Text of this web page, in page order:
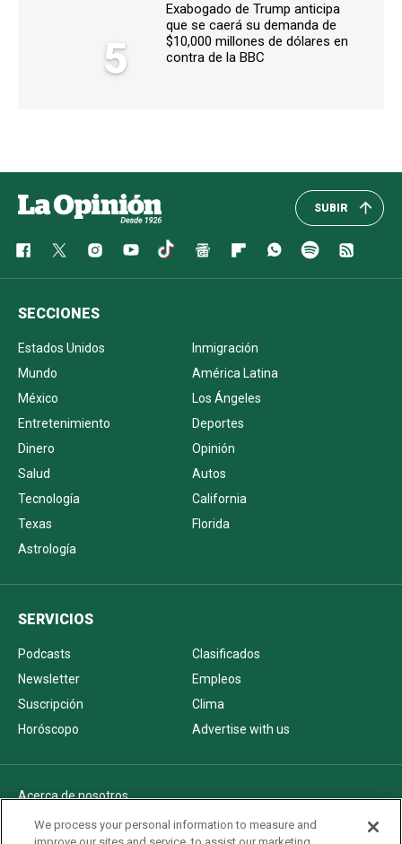
5
Exabogado de Trump anticipa
que se caerá su demanda de
$10,000 millones de dólares en
contra de la BBC
SUBIR
SECCIONES
Estados Unidos
Inmigración
Mundo
América Latina
México
Los Ángeles
Entretenimiento
Deportes
Dinero
Opinión
Salud
Autos
Tecnología
California
Texas
Florida
Astrología
SERVICIOS
Podcasts
Clasificados
Newsletter
Empleos
Suscripción
Clima
Horóscopo
Advertise with us
Acerca de nosotros
Politica de privacidad
We process your personal information to measure and